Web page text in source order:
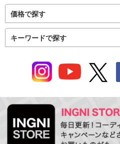
価格で探す
キーワードで探す